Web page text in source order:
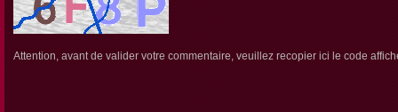
Attention, avant de valider votre commentaire, veuillez recopier ici le code